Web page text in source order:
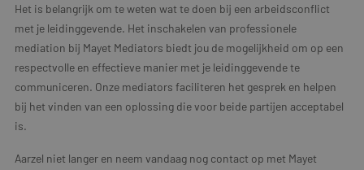
Het is belangrijk om te weten wat te doen bij een arbeidsconflict
met je leidinggevende. Het inschakelen van professionele
mediation bij Mayet Mediators biedt jou de mogelijkheid om op een
respectvolle en effectieve manier met je leidinggevende te
communiceren. Onze mediators faciliteren het gesprek en helpen
bij het vinden van een oplossing die voor beide partijen acceptabel
is.
Aarzel niet langer en neem vandaag nog contact op met Mayet